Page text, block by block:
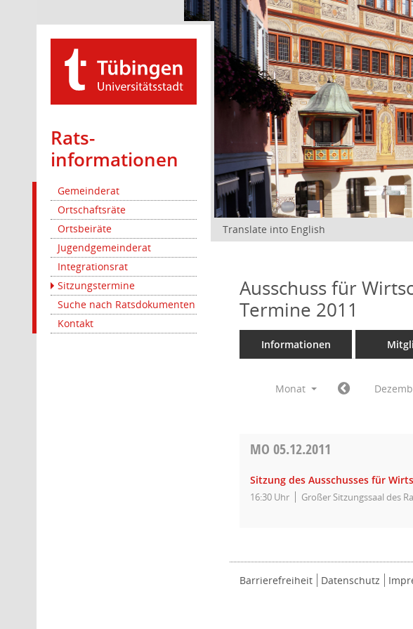
Rats­
informationen
Gemeinderat
Ortschaftsräte
Ortsbeiräte
Jugendgemeinderat
Integrationsrat
Sitzungstermine
Suche nach Ratsdokumenten
Kontakt
Translate into English
Ausschuss für
Termine 2011
Informationen
Monat
MO05.12.2011
Sitzung des Ausschusses für
16:30 Uhr Großer Sitzungssaal des
Barrierefreiheit Datenschutz